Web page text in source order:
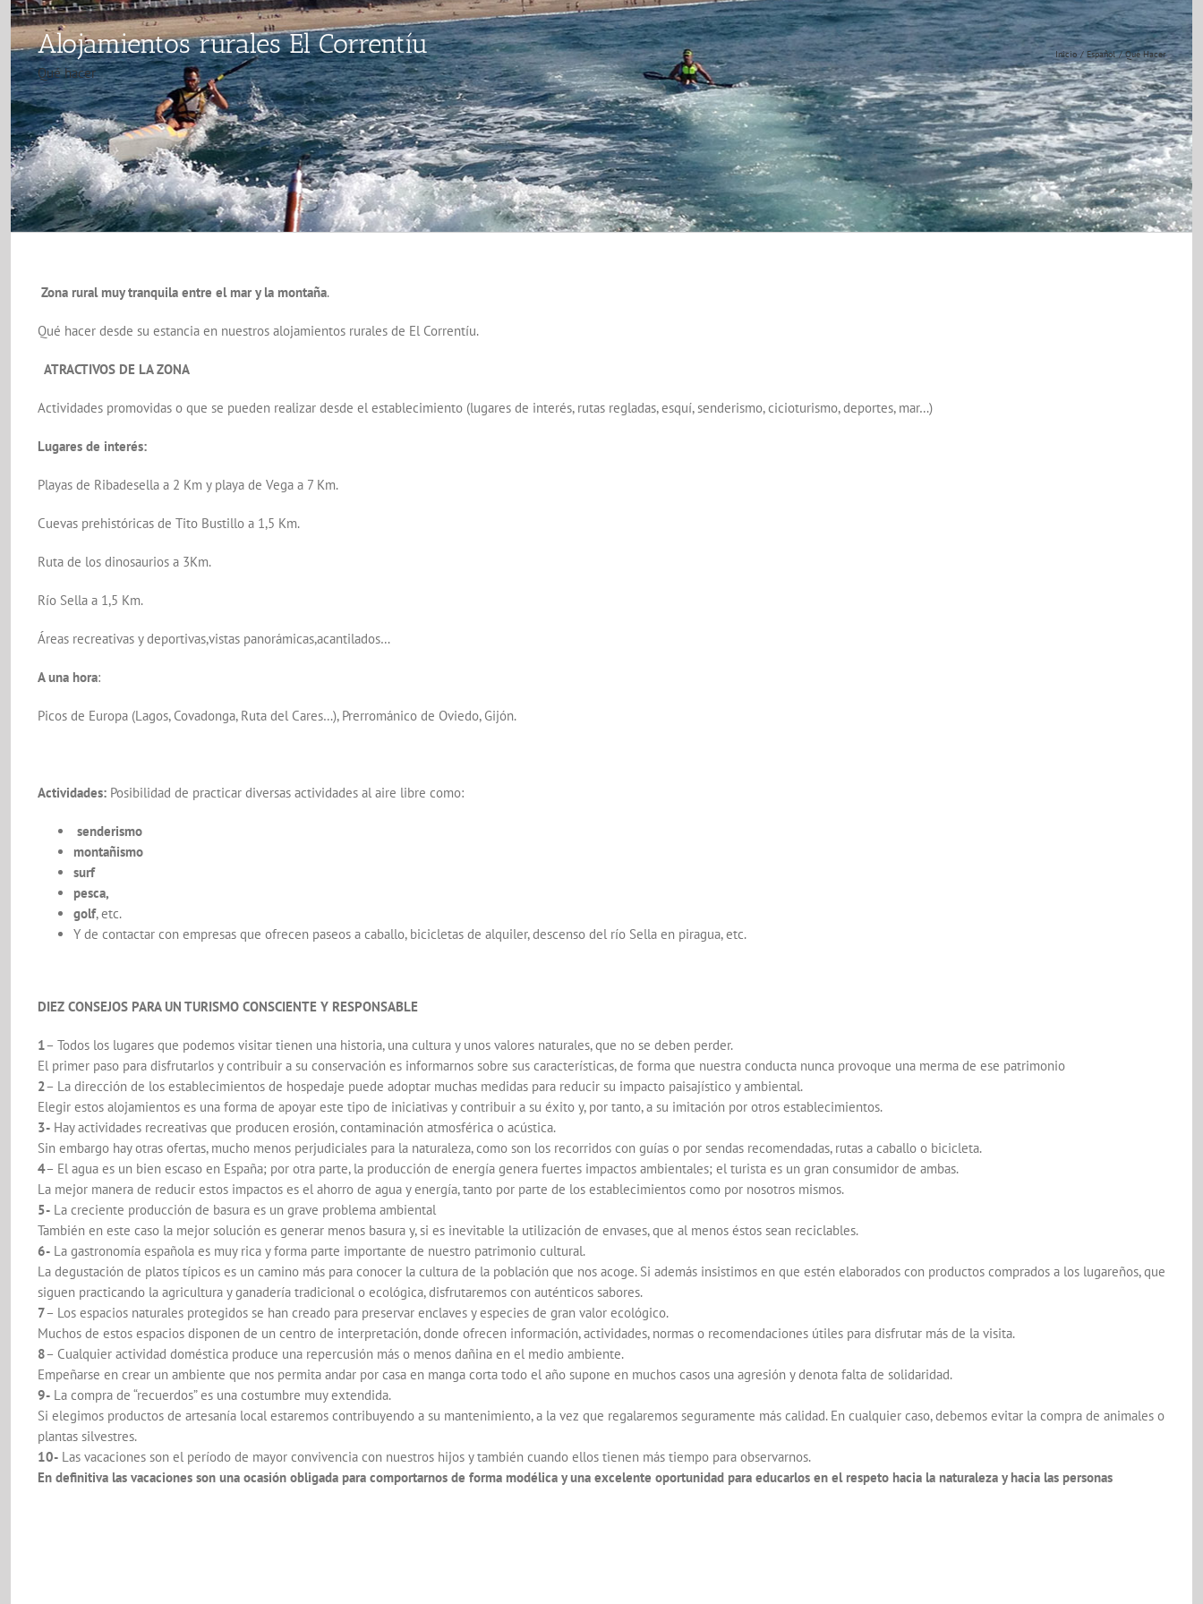
Alojamientos rurales El Correntíu
Qué hacer
Inicio Español Qué Hacer
Zona rural muy tranquila entre el mar y la montaña.
Qué hacer desde su estancia en nuestros alojamientos rurales de El Correntíu.
ATRACTIVOS DE LA ZONA
Actividades promovidas o que se pueden realizar desde el establecimiento (lugares de interés, rutas regladas, esquí, senderismo, cicioturismo, deportes, mar…)
Lugares de interés:
Playas de Ribadesella a 2 Km y playa de Vega a 7 Km.
Cuevas prehistóricas de Tito Bustillo a 1,5 Km.
Ruta de los dinosaurios a 3Km.
Río Sella a 1,5 Km.
Áreas recreativas y deportivas,vistas panorámicas,acantilados…
A una hora:
Picos de Europa (Lagos, Covadonga, Ruta del Cares…), Prerrománico de Oviedo, Gijón.
Actividades: Posibilidad de practicar diversas actividades al aire libre como:
senderismo
montañismo
surf
pesca,
golf, etc.
Y de contactar con empresas que ofrecen paseos a caballo, bicicletas de alquiler, descenso del río Sella en piragua, etc.
DIEZ CONSEJOS PARA UN TURISMO CONSCIENTE Y RESPONSABLE
1– Todos los lugares que podemos visitar tienen una historia, una cultura y unos valores naturales, que no se deben perder.
El primer paso para disfrutarlos y contribuir a su conservación es informarnos sobre sus características, de forma que nuestra conducta nunca provoque una merma de ese patrimonio
2– La dirección de los establecimientos de hospedaje puede adoptar muchas medidas para reducir su impacto paisajístico y ambiental.
Elegir estos alojamientos es una forma de apoyar este tipo de iniciativas y contribuir a su éxito y, por tanto, a su imitación por otros establecimientos.
3- Hay actividades recreativas que producen erosión, contaminación atmosférica o acústica.
Sin embargo hay otras ofertas, mucho menos perjudiciales para la naturaleza, como son los recorridos con guías o por sendas recomendadas, rutas a caballo o bicicleta.
4– El agua es un bien escaso en España; por otra parte, la producción de energía genera fuertes impactos ambientales; el turista es un gran consumidor de ambas.
La mejor manera de reducir estos impactos es el ahorro de agua y energía, tanto por parte de los establecimientos como por nosotros mismos.
5- La creciente producción de basura es un grave problema ambiental
También en este caso la mejor solución es generar menos basura y, si es inevitable la utilización de envases, que al menos éstos sean reciclables.
6- La gastronomía española es muy rica y forma parte importante de nuestro patrimonio cultural.
La degustación de platos típicos es un camino más para conocer la cultura de la población que nos acoge. Si además insistimos en que estén elaborados con productos comprados a los lugareños, que
siguen practicando la agricultura y ganadería tradicional o ecológica, disfrutaremos con auténticos sabores.
7– Los espacios naturales protegidos se han creado para preservar enclaves y especies de gran valor ecológico.
Muchos de estos espacios disponen de un centro de interpretación, donde ofrecen información, actividades, normas o recomendaciones útiles para disfrutar más de la visita.
8– Cualquier actividad doméstica produce una repercusión más o menos dañina en el medio ambiente.
Empeñarse en crear un ambiente que nos permita andar por casa en manga corta todo el año supone en muchos casos una agresión y denota falta de solidaridad.
9- La compra de “recuerdos” es una costumbre muy extendida.
Si elegimos productos de artesanía local estaremos contribuyendo a su mantenimiento, a la vez que regalaremos seguramente más calidad. En cualquier caso, debemos evitar la compra de animales o
plantas silvestres.
10- Las vacaciones son el período de mayor convivencia con nuestros hijos y también cuando ellos tienen más tiempo para observarnos.
En definitiva las vacaciones son una ocasión obligada para comportarnos de forma modélica y una excelente oportunidad para educarlos en el respeto hacia la naturaleza y hacia las personas